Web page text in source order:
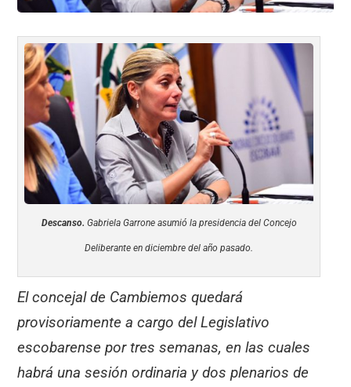
Descanso. Gabriela Garrone asumió la presidencia del Concejo
Deliberante en diciembre del año pasado.
El concejal de Cambiemos quedará
provisoriamente a cargo del Legislativo
escobarense por tres semanas, en las cuales
habrá una sesión ordinaria y dos plenarios de